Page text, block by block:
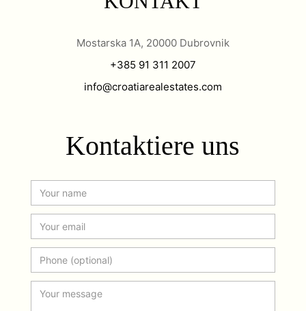
Mostarska 1A, 20000 Dubrovnik
+385 91 311 2007
info@croatiarealestates.com
Kontaktiere uns